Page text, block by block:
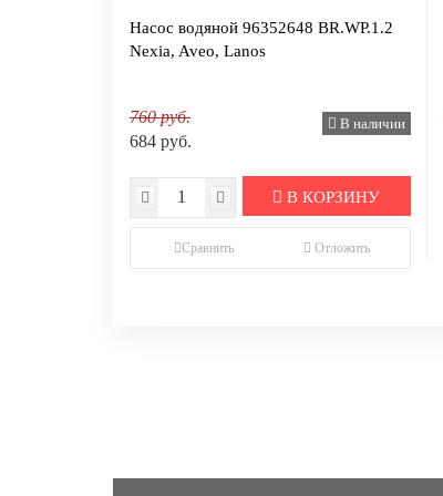
Насос водяной 96352648 BR.WP.1.2
Nexia, Aveo, Lanos
760 руб.
684 руб.
В наличии
В КОРЗИНУ
Сравнить Отложить